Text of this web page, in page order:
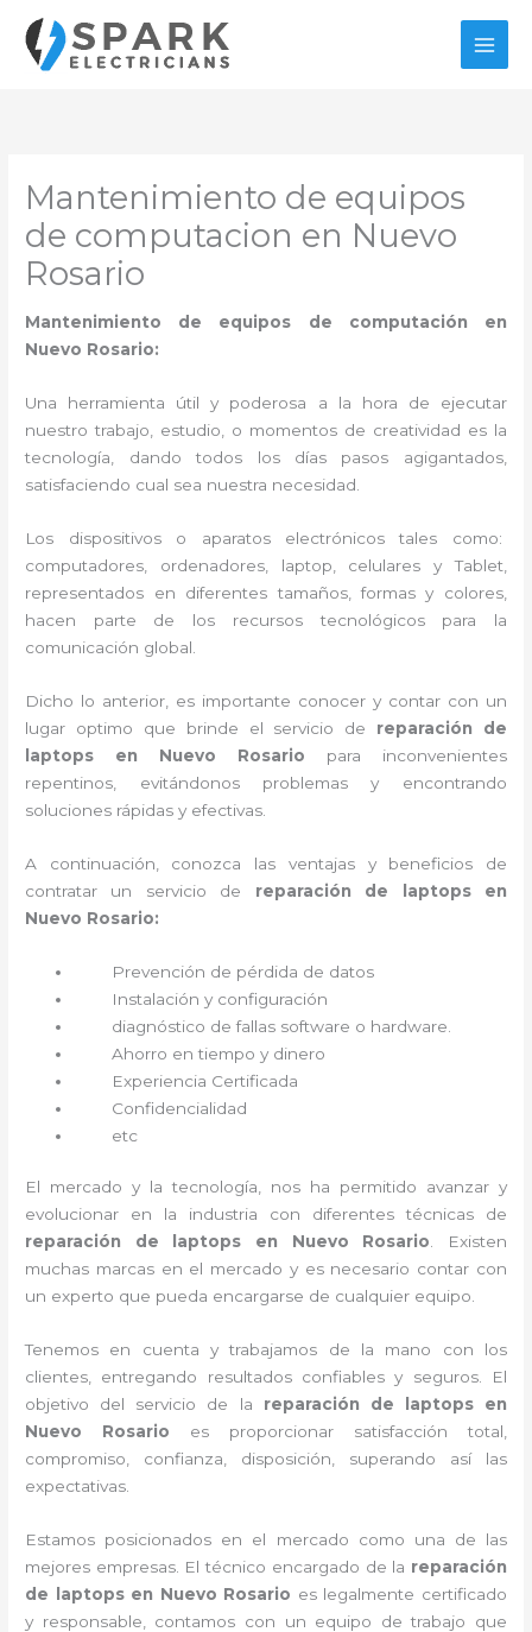
contenido
Mantenimiento de equipos
de computacion en Nuevo
Rosario
Mantenimiento de equipos de computación en
Nuevo Rosario:
Una herramienta útil y poderosa a la hora de ejecutar
nuestro trabajo, estudio, o momentos de creatividad es la
tecnología, dando todos los días pasos agigantados,
satisfaciendo cual sea nuestra necesidad.
Los dispositivos o aparatos electrónicos tales como:
computadores, ordenadores, laptop, celulares y Tablet,
representados en diferentes tamaños, formas y colores,
hacen parte de los recursos tecnológicos para la
comunicación global.
Dicho lo anterior, es importante conocer y contar con un
lugar optimo que brinde el servicio de reparación de
laptops en Nuevo Rosario para inconvenientes
repentinos, evitándonos problemas y encontrando
soluciones rápidas y efectivas.
A continuación, conozca las ventajas y beneficios de
contratar un servicio de reparación de laptops en
Nuevo Rosario:
Prevención de pérdida de datos
Instalación y configuración
diagnóstico de fallas software o hardware
Ahorro en tiempo y dinero
Experiencia Certificada
Confidencialidad
etc
El mercado y la tecnología, nos ha permitido avanzar y
evolucionar en la industria con diferentes técnicas de
reparación de laptops en Nuevo Rosario . Existen
muchas marcas en el mercado y es necesario contar con
un experto que pueda encargarse de cualquier equipo.
Tenemos en cuenta y trabajamos de la mano con los
clientes, entregando resultados confiables y seguros. El
objetivo del servicio de la reparación de laptops en
Nuevo Rosario es proporcionar satisfacción total,
compromiso, confianza, disposición, superando así las
expectativas.
Estamos posicionados en el mercado como una de las
mejores empresas. El técnico encargado de la reparación
de laptops en Nuevo Rosario es legalmente certificado
y responsable, contamos con un equipo de trabajo que